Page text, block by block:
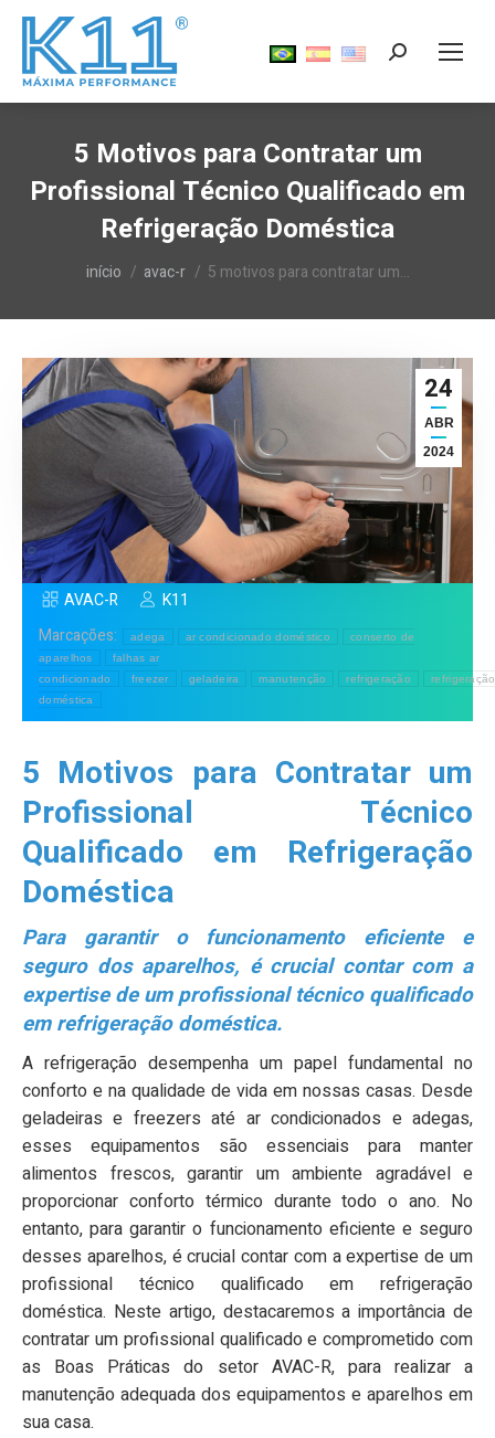
Search:
5 Motivos para Contratar um
Profissional Técnico Qualificado em
Refrigeração Doméstica
Você está aqui:
início avac-r 5 motivos para contratar um…
24
ABR
2024
AVAC-R
K11
Marcações:
adega ar condicionado doméstico
conserto de
aparelhos
falhas ar
condicionado
freezer geladeira manutenção refrigeração
refrigeração
doméstica
5 Motivos para Contratar um
Profissional Técnico
Qualificado em Refrigeração
Doméstica
Para garantir o funcionamento eficiente e
seguro dos aparelhos, é crucial contar com a
expertise de um profissional técnico qualificado
em refrigeração doméstica.
A refrigeração desempenha um papel fundamental no
conforto e na qualidade de vida em nossas casas. Desde
geladeiras e freezers até ar condicionados e adegas,
esses equipamentos são essenciais para manter
alimentos frescos, garantir um ambiente agradável e
proporcionar conforto térmico durante todo o ano. No
entanto, para garantir o funcionamento eficiente e seguro
desses aparelhos, é crucial contar com a expertise de um
profissional técnico qualificado em refrigeração
doméstica. Neste artigo, destacaremos a importância de
contratar um profissional qualificado e comprometido com
as Boas Práticas do setor AVAC-R, para realizar a
manutenção adequada dos equipamentos e aparelhos em
sua casa.